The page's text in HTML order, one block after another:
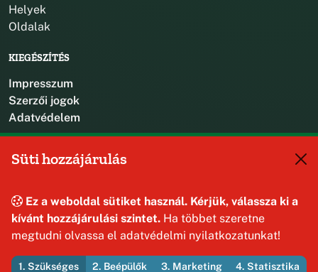
Helyek
Oldalak
KIEGÉSZÍTÉS
Impresszum
Szerzői jogok
Adatvédelem
8192 Hajmáskér, Kossuth Lajos u. 31.
Süti hozzájárulás
Ez a weboldal sütiket használ. Kérjük, válassza ki a
kívánt hozzájárulási szintet. Ha többet szeretne
megtudni olvassa el adatvédelmi nyilatkozatunkat!
1. Szükséges 2. Beépülők 3. Marketing 4. Statisztika